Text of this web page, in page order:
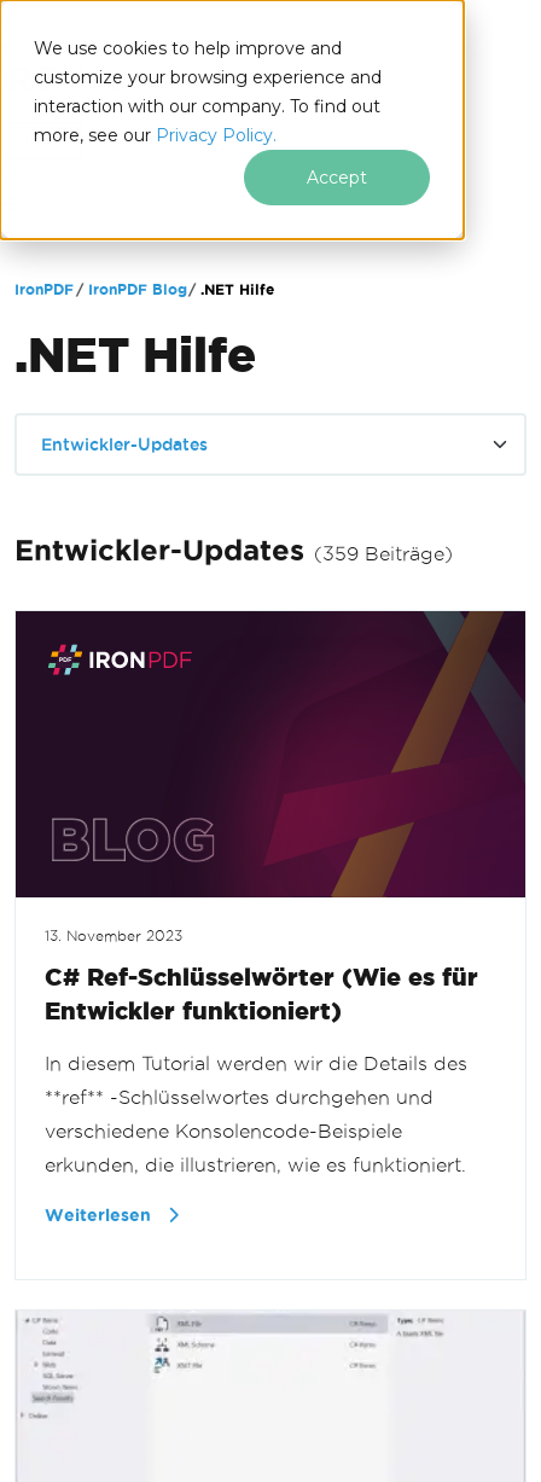
We use cookies to help improve and
customize your browsing experience and
interaction with our company. To find out
more, see our Privacy Policy.
Accept
.NET
Zum Fußzeileninhalt springen
IronPDF IronPDF Blog .NET Hilfe
.NET Hilfe
Entwickler-Updates
Entwickler-Updates (359 Beiträge)
13. November 2023
C# Ref-Schlüsselwörter (Wie es für
Entwickler funktioniert)
In diesem Tutorial werden wir die Details des
**ref** -Schlüsselwortes durchgehen und
verschiedene Konsolencode-Beispiele
erkunden, die illustrieren, wie es funktioniert.
Weiterlesen